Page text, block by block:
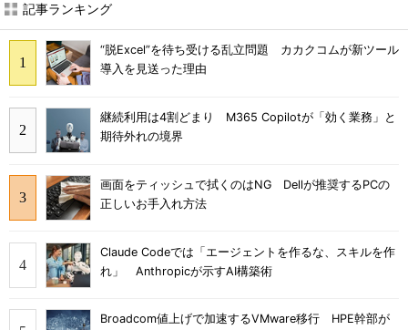
記事ランキング
“脱Excel”を待ち受ける乱立問題 カカクコムが新ツール
導入を見送った理由
継続利用は4割どまり M365 Copilotが「効く業務」と
期待外れの境界
画面をティッシュで拭くのはNG Dellが推奨するPCの
正しいお手入れ方法
Claude Codeでは「エージェントを作るな、スキルを作
れ」 Anthropicが示すAI構築術
Broadcom値上げで加速するVMware移行 HPE幹部が